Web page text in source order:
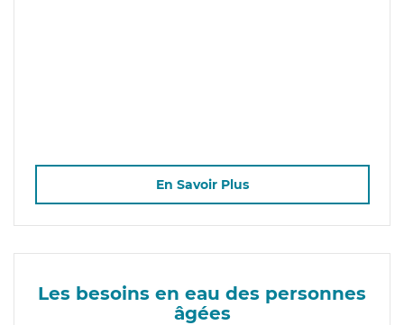
En Savoir Plus
Les besoins en eau des personnes
âgées